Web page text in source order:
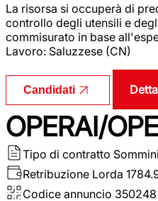
La risorsa si occuperà di
controllo degli utensili e
commisurato in base
Lavoro: Saluzzese (CN)
Candidati
OPERAI/
Tipo di contratto
Retribuzione Lorda
Codice annuncio 350248